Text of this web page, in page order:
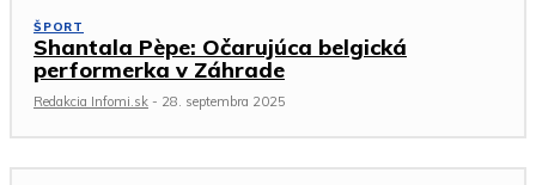
ŠPORT
Shantala Pèpe: Očarujúca belgická
performerka v Záhrade
Redakcia Infomi.sk - 28. septembra 2025